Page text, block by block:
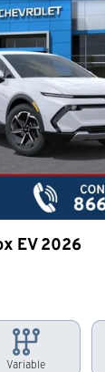
EV 2026
Variable